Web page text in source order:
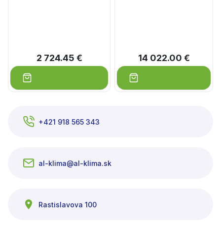
2 724.45 € 14 022.00 €
+421 918 565 343
al-klima@al-klima.sk
Rastislavova 100